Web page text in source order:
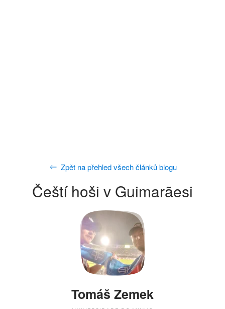
Zpět na přehled všech článků blogu
Čeští hoši v Guimarãesi
Tomáš Zemek